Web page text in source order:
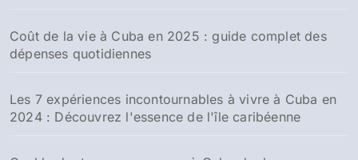
Coût de la vie à Cuba en 2025 : guide complet des
dépenses quotidiennes
Les 7 expériences incontournables à vivre à Cuba en
2024 : Découvrez l'essence de l'île caribéenne